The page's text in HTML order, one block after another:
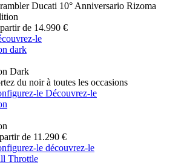
Ducati 10° Anniversario Rizoma
de 14.990 €
le
dark
Dark
du noir à toutes les occasions
le Découvrez-le
de 11.290 €
le découvrez-le
Throttle